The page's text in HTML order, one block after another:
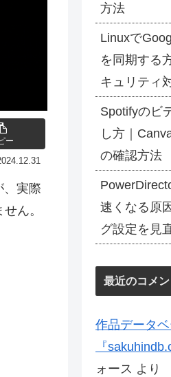
ー
、実際
ん。
方法
Linuxで
を同期する
キュリティ
Spotifyのビ
し方｜
の確認方法
速くなる原
グ設定を見
最近のコメン
作品データ
『
ォース より